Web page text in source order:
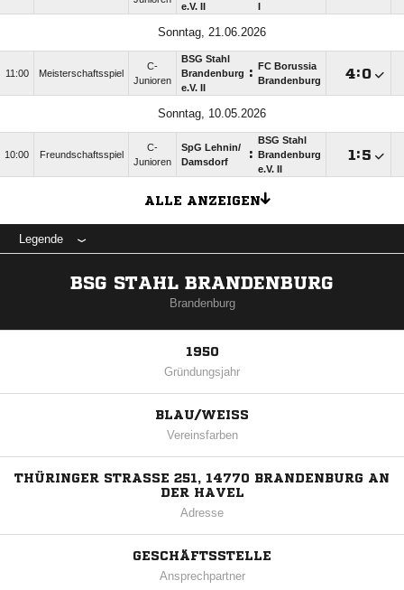
e.V. II
Sonntag, 21.06.2026
11:00 Meisterschaftsspiel
C-
Junioren
BSG Stahl
Brandenburg
e.V. II
:
FC Borussia
Brandenburg
:
Sonntag, 10.05.2026
10:00 Freundschaftsspiel
C-
Junioren
SpG Lehnin/​
Damsdorf
:
BSG Stahl
Brandenburg
e.V. II
:
ALLE ANZEIGEN
Legende
BSG STAHL BRANDENBURG
Brandenburg
1950
Gründungsjahr
BLAU/WEISS
Vereinsfarben
THÜRINGER STRASSE 251, 14770 BRANDENBURG AN D
ER HAVEL
Adresse
GESCHÄFTSSTELLE
Ansprechpartner